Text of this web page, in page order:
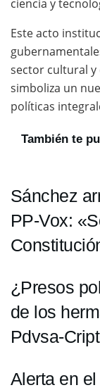
ciencia y
Este acto
sector cultural
simboliza un
políticas
También te
Sánchez
PP-Vox:
¿Presos
de los
Pdvsa-
Alerta en